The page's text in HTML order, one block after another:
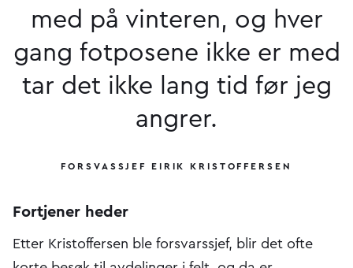
med på vinteren, og hver
gang fotposene ikke er med
tar det ikke lang tid før jeg
angrer.
FORSVASSJEF EIRIK KRISTOFFERSEN
Fortjener heder
Etter Kristoffersen ble forsvarssjef, blir det ofte